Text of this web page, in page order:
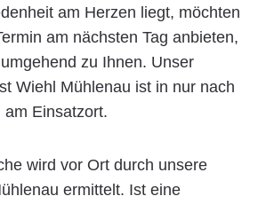
am Herzen liegt, möchten
am nächsten Tag anbieten,
zu Ihnen. Unser
Wiehl Mühlenau ist in nur nach
Einsatzort.
wird vor Ort durch unsere
ermittelt. Ist eine